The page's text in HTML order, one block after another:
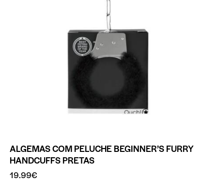
ALGEMAS COM PELUCHE BEGINNER’S FURRY
HANDCUFFS PRETAS
19.99€